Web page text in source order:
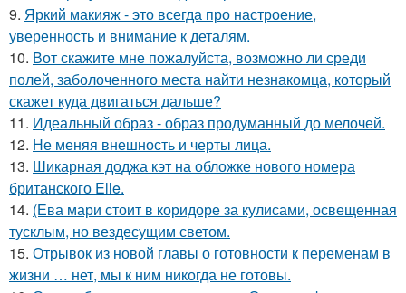
9. Яркий макияж - это всегда про настроение,
уверенность и внимание к деталям.
10. Вот скажите мне пожалуйста, возможно ли среди
полей, заболоченного места найти незнакомца, который
скажет куда двигаться дальше?
11. Идеальный образ - образ продуманный до мелочей.
12. Не меняя внешность и черты лица.
13. Шикарная доджа кэт на обложке нового номера
британского Elle.
14. (Ева мари стоит в коридоре за кулисами, освещенная
тусклым, но вездесущим светом.
15. Отрывок из новой главы о готовности к переменам в
жизни … нет, мы к ним никогда не готовы.